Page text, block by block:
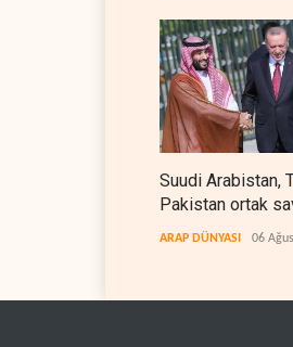
Suudi Arabistan,
Pakistan ortak
anlaşması
ARAP DÜNYASI 06